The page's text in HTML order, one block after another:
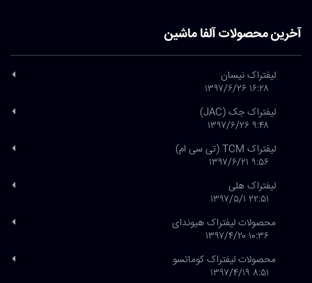
آخرین محصولات آلفا ماشین
لیفتراک نیسان
۱۶:۲۸ ۱۳۹۷/۶/۲۶
لیفتراک جک (JAC)
۹:۴۸ ۱۳۹۷/۶/۲۶
لیفتراک TCM (تی سی ام)
۹:۵۶ ۱۳۹۷/۶/۲۱
لیفتراک هلی
۲۲:۵۱ ۱۳۹۷/۵/۱
محصولات لیفتراک هیوندای
۱۰:۳۶ ۱۳۹۷/۴/۲۰
محصولات لیفتراک کوماتسو
۸:۵۱ ۱۳۹۷/۴/۱۹